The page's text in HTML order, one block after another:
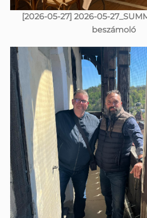
[2026-05-27] 2026-05-
beszámoló